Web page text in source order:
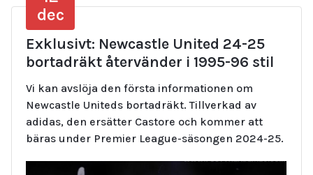
dec
Exklusivt: Newcastle United 24-25
bortadräkt återvänder i 1995-96 stil
Vi kan avslöja den första informationen om
Newcastle Uniteds bortadräkt. Tillverkad av
adidas, den ersätter Castore och kommer att
bäras under Premier League-säsongen 2024-25.